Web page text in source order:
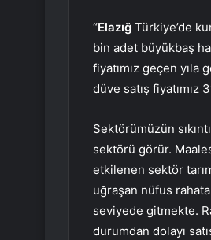
“Elazığ Türkiye’de
bin adet büyükbaş
fiyatımız geçen yıla
düve satış fiyatımız
Sektörümüzün
sektörü görür.
etkilenen sektör
uğraşan nüfus
seviyede gitmekte.
durumdan dolayı